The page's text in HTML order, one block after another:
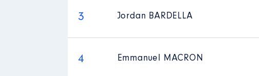
3 Jordan BARDELLA
4 Emmanuel MACRON